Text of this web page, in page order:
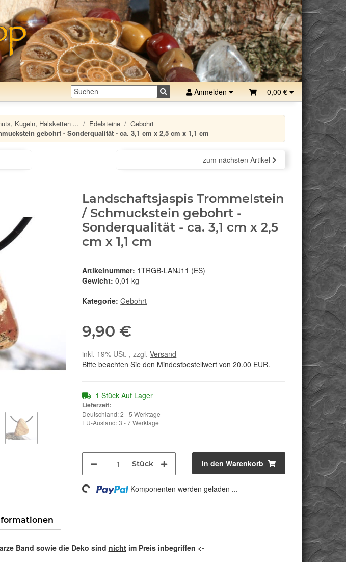
Anmelden 0,00 €
Kugeln, Halsketten ... Edelsteine
Gebohrt
gebohrt - Sonderqualität - ca. 3,1 cm x 2,5 cm x 1,1 cm
zum nächsten Artikel
Landschaftsjaspis Trommelstein
/ Schmuckstein gebohrt -
Sonderqualität - ca. 3,1 cm x 2,5
cm x 1,1 cm
Artikelnummer: 1TRGB-LANJ11 (ES)
Gewicht: 0,01 kg
Kategorie:Gebohrt
9,90 €
inkl. 19% USt. , zzgl.Versand
Bitte beachten Sie den Mindestbestellwert von 20.00 EUR.
1 Stück Auf Lager
Lieferzeit:
Deutschland: 2 - 5 Werktage
EU-Ausland: 3 - 7 Werktage
Stück In den Warenkorb
Loading... Komponenten werden geladen ...
Band sowie die Deko sind nichtim Preis inbegriffen <-